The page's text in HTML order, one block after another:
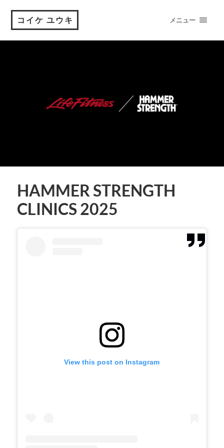
コイケ ユウキ メニュー
HAMMER STRENGTH
CLINICS 2025
View this post on Instagram